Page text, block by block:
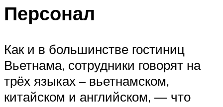
Персонал
Как и в большинстве гостиниц
Вьетнама, сотрудники говорят на
трёх языках – вьетнамском,
китайском и английском, — что